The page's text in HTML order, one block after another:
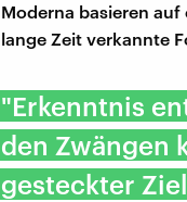
Moderna basieren
lange Zeit verkannte
"Erkenntnis
den Zwängen
gesteckter